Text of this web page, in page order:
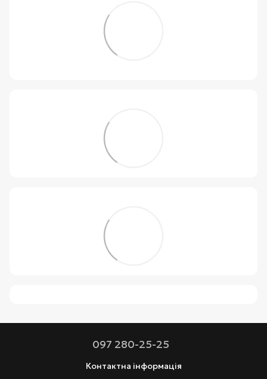
097 280-25-25
Контактна інформація